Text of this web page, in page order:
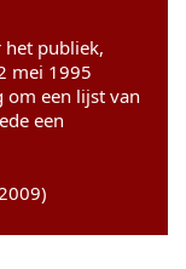
publiek,
mei 1995
een lijst van
een